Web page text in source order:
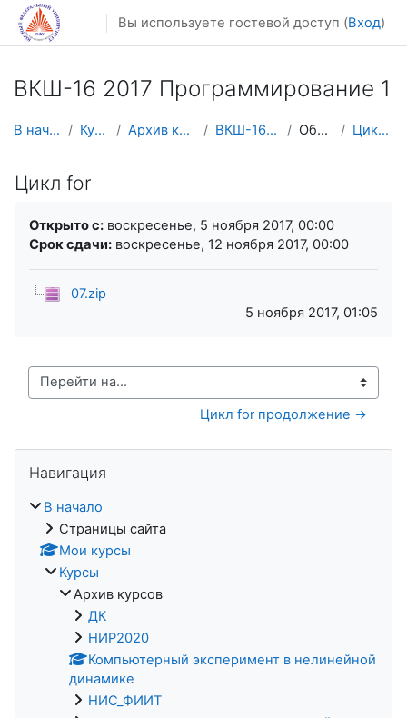
Перейти к основному содержанию
Вы используете гостевой доступ (Вход)
ВКШ-16 2017 Программирование 1
В начало Курсы Архив курсов ВКШ-16 2017 Общее Цикл for
Цикл for
Открыто с: воскресенье, 5 ноября 2017, 00:00
Срок сдачи: воскресенье, 12 ноября 2017, 00:00
07.zip
5 ноября 2017, 01:05
Перейти на...
Цикл for продолжение →
Навигация
В начало
Страницы сайта
Мои курсы
Курсы
Архив курсов
ДК
НИР2020
Компьютерный эксперимент в нелинейной
динамике
НИС_ФИИТ